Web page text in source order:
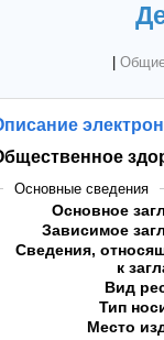
Основные сведения
Основное
Зависимое
Сведения,
к
Вид
Тип
Место